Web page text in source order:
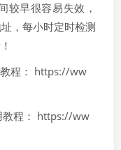
较早很容易失效，
，每小时定时检测
程： https://ww
教程： https://ww